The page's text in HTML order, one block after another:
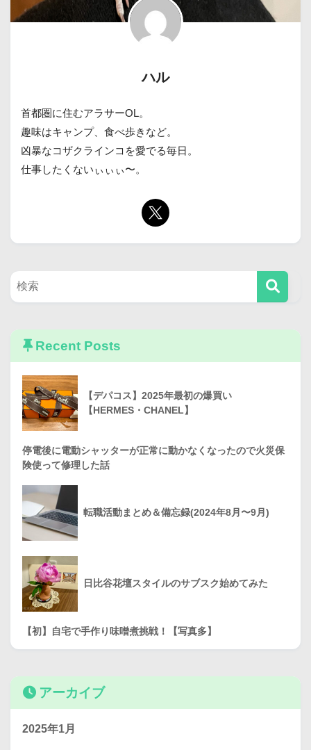
ハル
首都圏に住むアラサーOL。
趣味はキャンプ、食べ歩きなど。
凶暴なコザクラインコを愛でる毎日。
仕事したくないぃぃぃ〜。
Recent Posts
【デパコス】2025年最初の爆買い
【HERMES・CHANEL】
停電後に電動シャッターが正常に動かなくなったので火災保
険使って修理した話
転職活動まとめ＆備忘録(2024年8月〜9月)
日比谷花壇スタイルのサブスク始めてみた
【初】自宅で手作り味噌煮挑戦！【写真多】
アーカイブ
2025年1月